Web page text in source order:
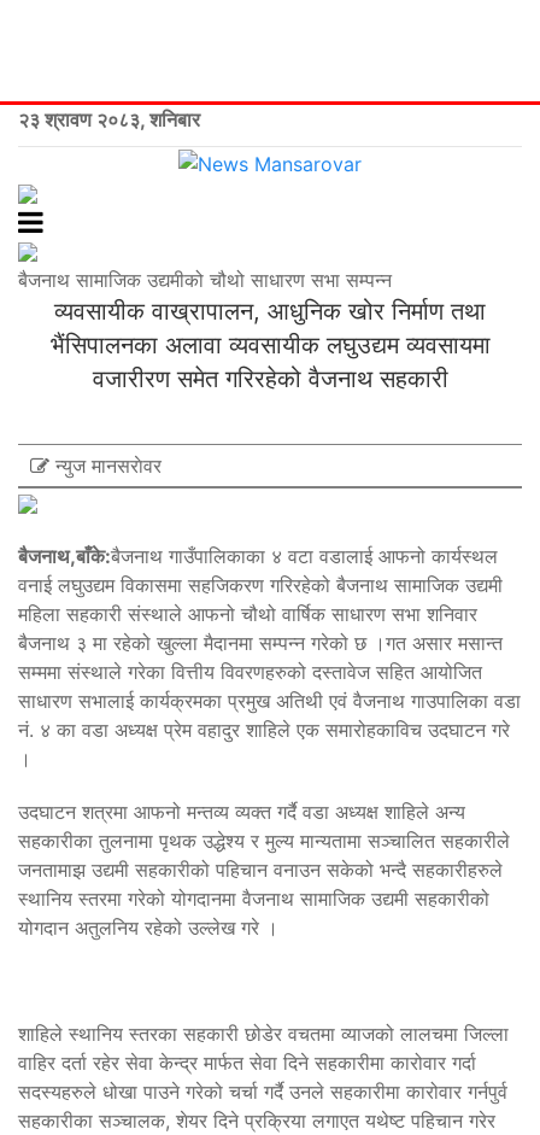
२३ श्रावण २०८३, शनिबार
बैजनाथ सामाजिक उद्यमीको चौथो साधारण सभा सम्पन्न
व्यवसायीक वाख्रापालन, आधुनिक खोर निर्माण तथा
भैंसिपालनका अलावा व्यवसायीक लघुउद्यम व्यवसायमा
वजारीरण समेत गरिरहेको वैजनाथ सहकारी
न्युज मानसराेवर
बैजनाथ,बाँके:बैजनाथ गाउँपालिकाका ४ वटा वडालाई आफनो कार्यस्थल
वनाई लघुउद्यम विकासमा सहजिकरण गरिरहेको बैजनाथ सामाजिक उद्यमी
महिला सहकारी संस्थाले आफनो चौथो वार्षिक साधारण सभा शनिवार
बैजनाथ ३ मा रहेको खुल्ला मैदानमा सम्पन्न गरेको छ ।गत असार मसान्त
सम्ममा संस्थाले गरेका वित्तीय विवरणहरुको दस्तावेज सहित आयोजित
साधारण सभालाई कार्यक्रमका प्रमुख अतिथी एवं वैजनाथ गाउपालिका वडा
नं. ४ का वडा अध्यक्ष प्रेम वहादुर शाहिले एक समारोहकाविच उदघाटन गरे
।
उदघाटन शत्रमा आफनो मन्तव्य व्यक्त गर्दै वडा अध्यक्ष शाहिले अन्य
सहकारीका तुलनामा पृथक उद्धेश्य र मुल्य मान्यतामा सञ्चालित सहकारीले
जनतामाझ उद्यमी सहकारीको पहिचान वनाउन सकेको भन्दै सहकारीहरुले
स्थानिय स्तरमा गरेको योगदानमा वैजनाथ सामाजिक उद्यमी सहकारीको
योगदान अतुलनिय रहेको उल्लेख गरे ।
शाहिले स्थानिय स्तरका सहकारी छोडेर वचतमा व्याजको लालचमा जिल्ला
वाहिर दर्ता रहेर सेवा केन्द्र मार्फत सेवा दिने सहकारीमा कारोवार गर्दा
सदस्यहरुले धोखा पाउने गरेको चर्चा गर्दै उनले सहकारीमा कारोवार गर्नपुर्व
सहकारीका सञ्चालक, शेयर दिने प्रक्रिया लगाएत यथेष्ट पहिचान गरेर